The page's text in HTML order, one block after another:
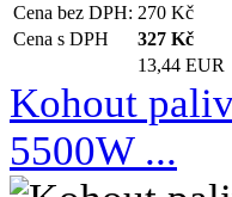
Cena bez DPH: 270 Kč
Cena s DPH
327 Kč
13,44 EUR
Kohout
5500W ...